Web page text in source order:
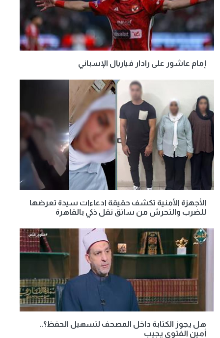
إمام عاشور على رادار فياريال الإسباني
الأجهزة الأمنية تكشف حقيقة ادعاءات سيدة تعرضها
للضرب والتحرش من سائق نقل ذكي بالقاهرة
هل يجوز الكتابة داخل المصحف لتسهيل الحفظ؟..
أمين الفتوى يجيب